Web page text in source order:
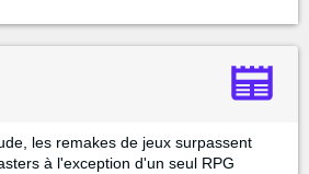
les remakes de jeux surpassent
à l'exception d'un seul RPG